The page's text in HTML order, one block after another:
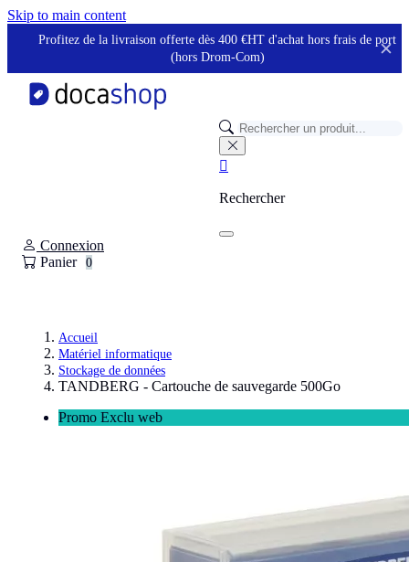
Skip to main content
Profitez de la livraison offerte dès 400 €HT d'achat hors frais de port
(hors Drom-Com)
✕

Rechercher
Connexion
Panier
0
Accueil
Matériel informatique
Stockage de données
TANDBERG - Cartouche de sauvegarde 500Go
Promo Exclu web
Panneau de gestion des cookies